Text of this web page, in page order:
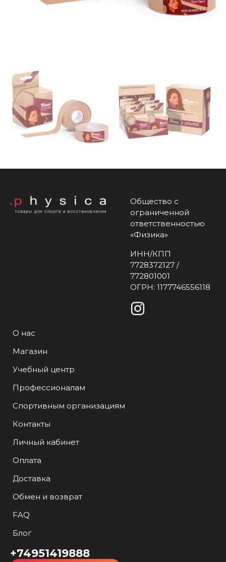
Общество с
ограниченной
ответственностью
«Физика»
ИНН/КПП
7728372127 /
772801001
ОГРН: 1177746556118
О нас
Магазин
Учебный центр
Профессионалам
Спортивным организациям
Контакты
Личный кабинет
Оплата
Доставка
Обмен и возврат
FAQ
Блог
+74951419888